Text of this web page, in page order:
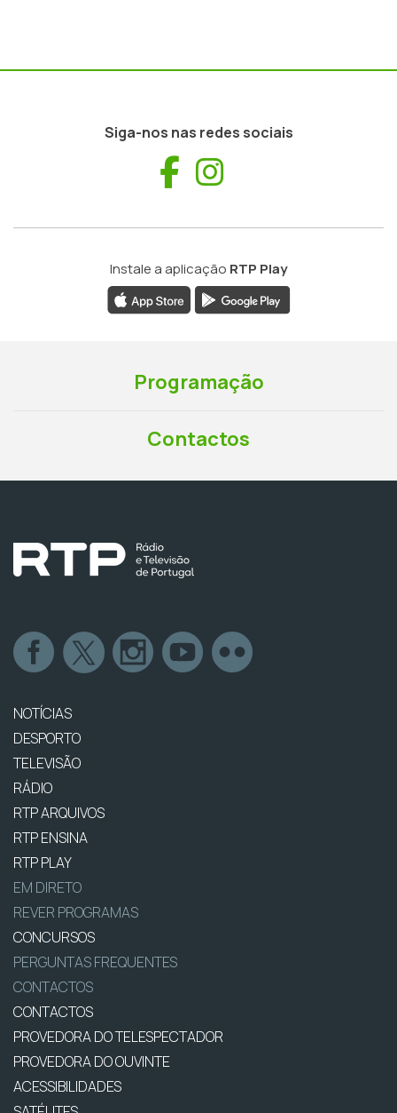
Siga-nos nas redes sociais
Facebook
Instale a aplicação RTP Play
Programação
Contactos
NOTÍCIAS
DESPORTO
TELEVISÃO
RÁDIO
RTP ARQUIVOS
RTP ENSINA
RTP PLAY
EM DIRETO
REVER PROGRAMAS
CONCURSOS
PERGUNTAS FREQUENTES
CONTACTOS
CONTACTOS
PROVEDORA DO TELESPECTADOR
PROVEDORA DO OUVINTE
ACESSIBILIDADES